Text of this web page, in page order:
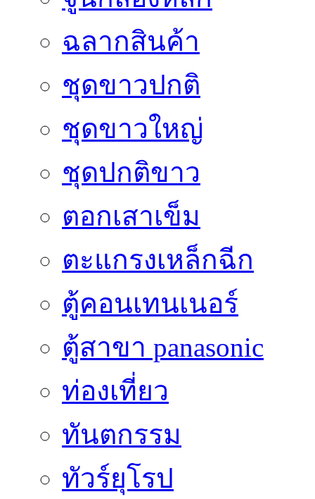
ฉลากสินค้า
ชุดขาวปกติ
ชุดขาวใหญ่
ชุดปกติขาว
ตอกเสาเข็ม
ตะแกรงเหล็กฉีก
ตู้คอนเทนเนอร์
ตู้สาขา panasonic
ท่องเที่ยว
ทันตกรรม
ทัวร์ยุโรป